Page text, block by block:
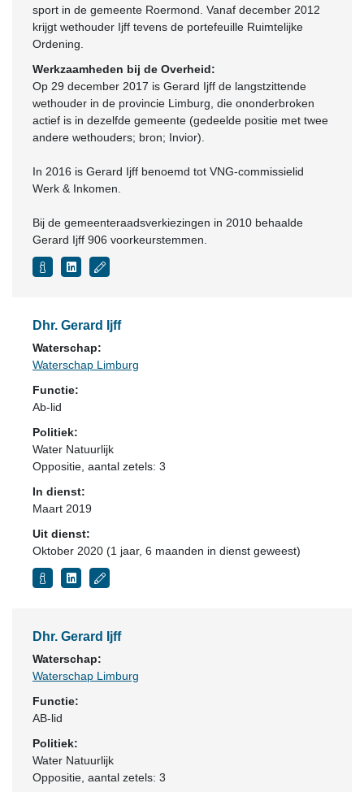
sport in de gemeente Roermond. Vanaf december 2012
krijgt wethouder Ijff tevens de portefeuille Ruimtelijke
Ordening.
Werkzaamheden bij de Overheid:
Op 29 december 2017 is Gerard Ijff de langstzittende
wethouder in de provincie Limburg, die ononderbroken
actief is in dezelfde gemeente (gedeelde positie met twee
andere wethouders; bron; Invior).
In 2016 is Gerard Ijff benoemd tot VNG-commissielid
Werk & Inkomen.
Bij de gemeenteraadsverkiezingen in 2010 behaalde
Gerard Ijff 906 voorkeurstemmen.
Dhr. Gerard Ijff
Waterschap:
Waterschap Limburg
Functie:
Ab-lid
Politiek:
Water Natuurlijk
Oppositie , aantal zetels: 3
In dienst:
Maart 2019
Uit dienst:
Oktober 2020 (1 jaar, 6 maanden in dienst geweest)
Dhr. Gerard Ijff
Waterschap:
Waterschap Limburg
Functie:
AB-lid
Politiek:
Water Natuurlijk
Oppositie , aantal zetels: 3